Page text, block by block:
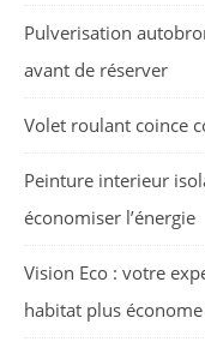
Pulverisation
avant de réserver
Volet roulant coince
Peinture interieur
économiser l’énergie
Vision Eco : votre
habitat plus